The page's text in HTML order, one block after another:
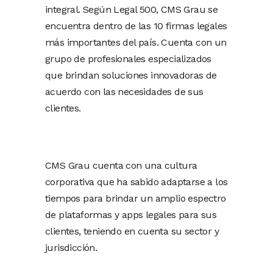
integral. Según Legal 500, CMS Grau se
encuentra dentro de las 10 firmas legales
más importantes del país. Cuenta con un
grupo de profesionales especializados
que brindan soluciones innovadoras de
acuerdo con las necesidades de sus
clientes.
CMS Grau cuenta con una cultura
corporativa que ha sabido adaptarse a los
tiempos para brindar un amplio espectro
de plataformas y apps legales para sus
clientes, teniendo en cuenta su sector y
jurisdicción.